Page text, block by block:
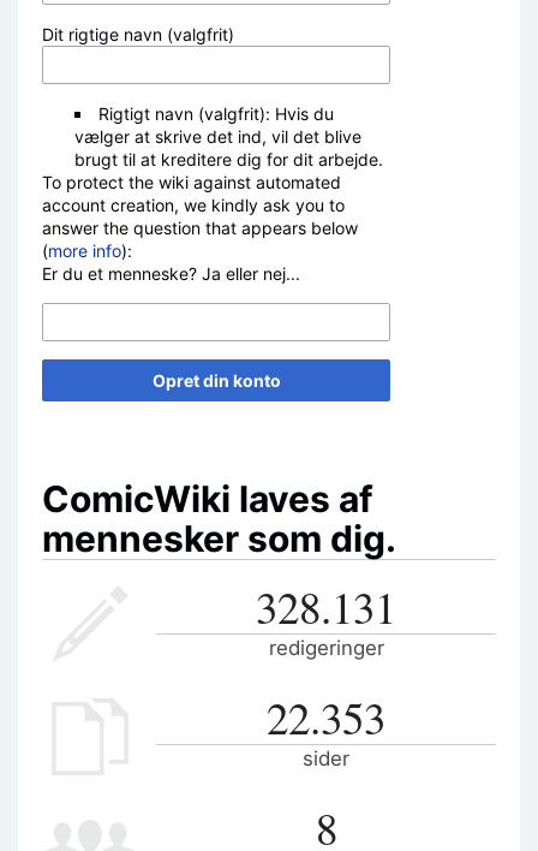
Dit rigtige navn (valgfrit)
Rigtigt navn (valgfrit): Hvis du
vælger at skrive det ind, vil det blive
brugt til at kreditere dig for dit arbejde.
To protect the wiki against automated
account creation, we kindly ask you to
answer the question that appears below
(more info):
Er du et menneske? Ja eller nej...
Opret din konto
ComicWiki laves af
mennesker som dig.
328.131
redigeringer
22.353
sider
8